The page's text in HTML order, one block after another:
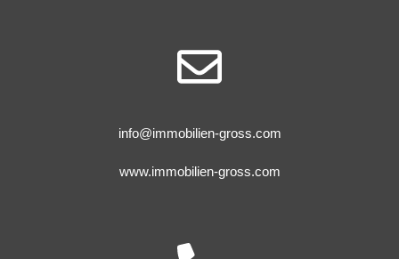
info@immobilien-gross.com
www.immobilien-gross.com